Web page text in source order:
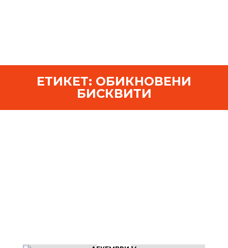
ЕТИКЕТ: ОБИКНОВЕНИ
БИСКВИТИ